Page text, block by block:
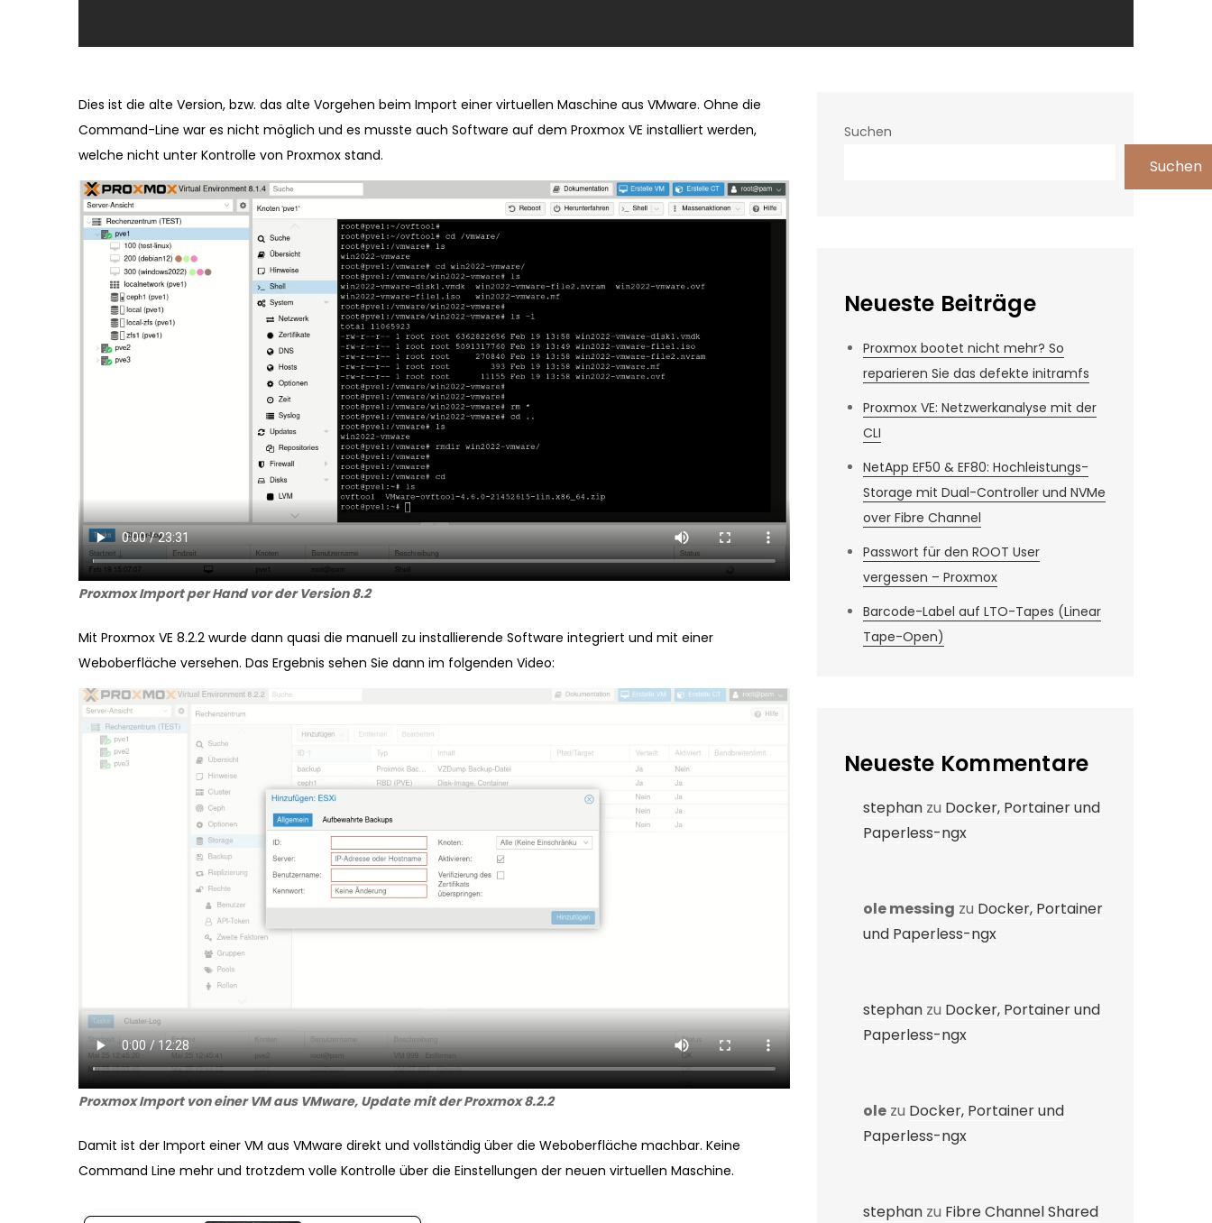
Dies ist die alte Version, bzw. das alte Vorgehen beim Import einer virtuellen Maschine aus VMware. Ohne die
Command-Line war es nicht möglich und es musste auch Software auf dem Proxmox VE installiert werden,
welche nicht unter Kontrolle von Proxmox stand.
Proxmox Import per Hand vor der Version 8.2
Mit Proxmox VE 8.2.2 wurde dann quasi die manuell zu installierende Software integriert und mit einer
Weboberfläche versehen. Das Ergebnis sehen Sie dann im folgenden Video:
Proxmox Import von einer VM aus VMware, Update mit der Proxmox 8.2.2
Damit ist der Import einer VM aus VMware direkt und vollständig über die Weboberfläche machbar. Keine
Command Line mehr und trotzdem volle Kontrolle über die Einstellungen der neuen virtuellen Maschine.
Suchen
Suchen
Neueste Beiträge
Proxmox bootet nicht mehr? So
reparieren Sie das defekte initramfs
Proxmox VE: Netzwerkanalyse mit der
CLI
NetApp EF50 & EF80: Hochleistungs-
Storage mit Dual-Controller und NVMe
over Fibre Channel
Passwort für den ROOT User
vergessen – Proxmox
Barcode-Label auf LTO-Tapes (Linear
Tape-Open)
Neueste Kommentare
stephan zu Docker, Portainer und
Paperless-ngx
ole messing zu Docker, Portainer
und Paperless-ngx
stephan zu Docker, Portainer und
Paperless-ngx
ole zu Docker, Portainer und
Paperless-ngx
stephan zu Fibre Channel Shared